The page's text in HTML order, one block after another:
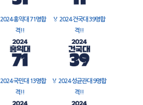
2024 홍익대 71명합
격!!
🏅 2024 건국대 39명합
격!!
2024 국민대 13명합
격!!
🏅 2024 성균관대 9명합
격!!